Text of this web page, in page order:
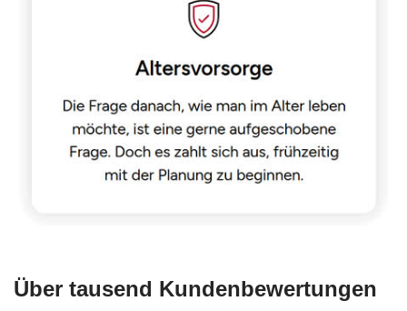
Über tausend Kundenbewertungen